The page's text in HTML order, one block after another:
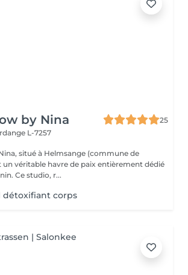
by Nina
25
L-7257
situé à Helmsange (commune de
un véritable havre de paix entièrement dédié
au bien-être féminin. Ce studio, r...
détoxifiant corps